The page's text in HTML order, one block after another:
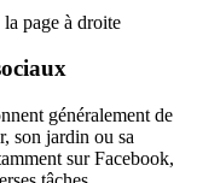
page à droite
généralement de
son jardin ou sa
sur Facebook,